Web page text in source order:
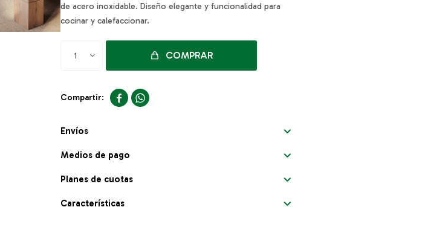
de acero inoxidable. Diseño elegante y funcionalidad para
cocinar y calefaccionar.
1 COMPRAR
 
Envíos
Medios de pago
Planes de cuotas
Características